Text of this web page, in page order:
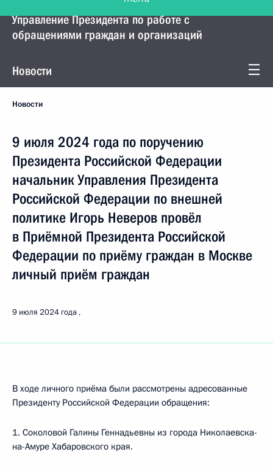
Управление Президента по работе с
обращениями граждан и организаций
Новости
Новости
9 июля 2024 года по поручению
Президента Российской Федерации
начальник Управления Президента
Российской Федерации по внешней
политике Игорь Неверов провёл
в Приёмной Президента Российской
Федерации по приёму граждан в Москве
личный приём граждан
9 июля 2024 года
В ходе личного приёма были рассмотрены адресованные
Президенту Российской Федерации обращения:
1. Соколовой Галины Геннадьевны из города Николаевска-
на-Амуре Хабаровского края.